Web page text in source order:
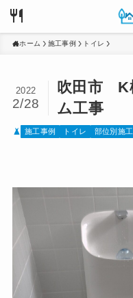
ホーム 施工事例 トイレ
吹田市 K
ム工事
2022
2/28
施工事例 トイレ 部位別施